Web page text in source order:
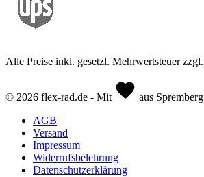
Alle Preise inkl. gesetzl. Mehrwertsteuer zzgl.
© 2026 flex-rad.de - Mit
aus Spremberg
AGB
Versand
Impressum
Widerrufsbelehrung
Datenschutzerklärung